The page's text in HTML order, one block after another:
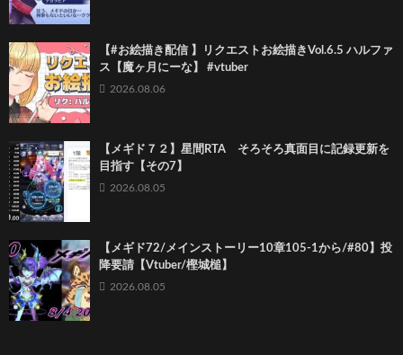
【#お絵描き配信 】リクエストお絵描きVol.6.5 ハルファ
ス【魔ヶ月にーな】 #vtuber
2026.08.06
【メギド７２】星間RTA そろそろ真面目に記録更新を
目指す【その7】
2026.08.05
【メギド72/メインストーリー10章105-1から/#80】投
降要請【Vtuber/樫城槌】
2026.08.05